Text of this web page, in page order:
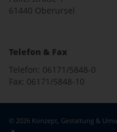
61440 Oberursel
Telefon & Fax
Telefon: 06171/5848-0
Fax: 06171/5848-10
© 2026 Konzept, Gestaltung &